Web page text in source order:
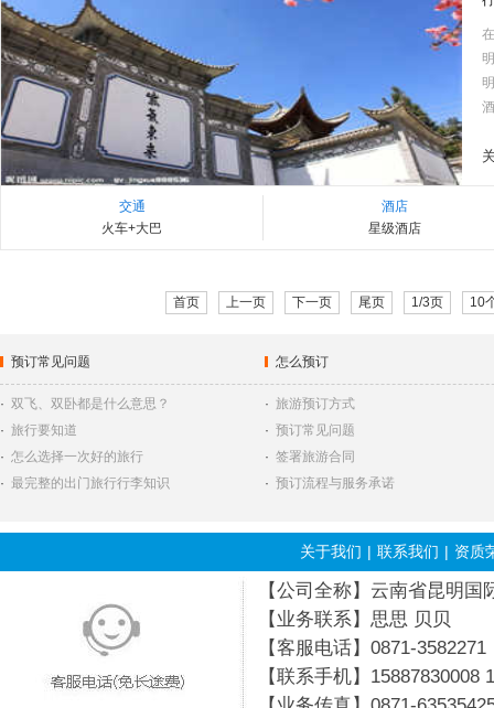
交通
火车+大巴
酒店
星级酒店
首页 上一页 下一页 尾页 1/3页 10
预订常见问题 怎么预订
· 双飞、双卧都是什么意思？
· 旅行要知道
· 怎么选择一次好的旅行
· 最完整的出门旅行行李知识
· 旅游预订方式
· 预订常见问题
· 签署旅游合同
· 预订流程与服务承诺
关于我们 | 联系我们 | 资质
【公司全称】云南省昆明
【业务联系】思思 贝贝
【客服电话】0871-3582271
【联系手机】15887830008